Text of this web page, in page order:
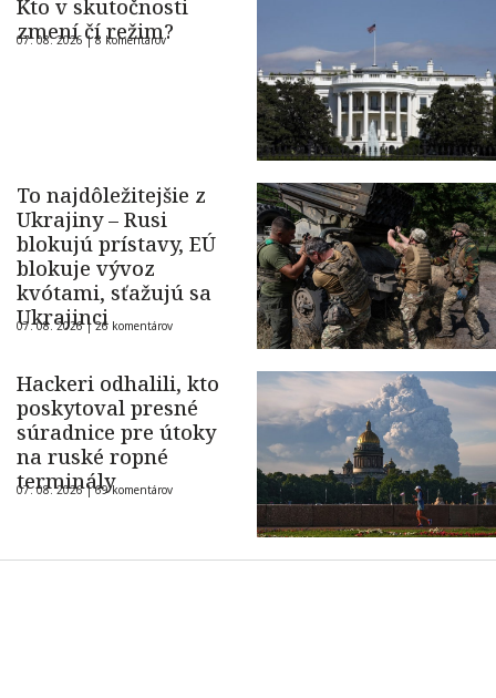
Kto v skutočnosti
zmení čí režim?
07. 08. 2026 |8 komentárov
To najdôležitejšie z
Ukrajiny – Rusi
blokujú prístavy, EÚ
blokuje vývoz
kvótami, sťažujú sa
Ukrajinci
07. 08. 2026 |26 komentárov
Hackeri odhalili, kto
poskytoval presné
súradnice pre útoky
na ruské ropné
terminály
07. 08. 2026 |69 komentárov